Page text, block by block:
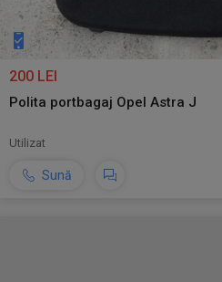
200 LEI
Polita portbagaj Opel Astra J
Utilizat
Sună